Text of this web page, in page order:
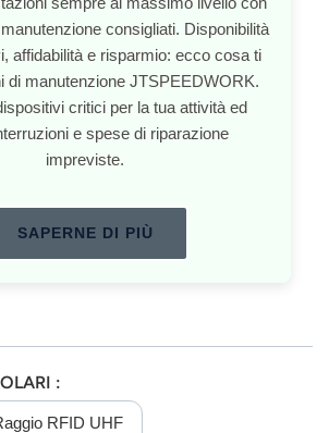
consigliati. Disponibilità
affidabilità e risparmio: ecco cosa ti
di manutenzione JTSPEEDWORK.
critici per la tua attività ed
e spese di riparazione
impreviste.
SAPERNE DI PIÙ
:
RFID UHF